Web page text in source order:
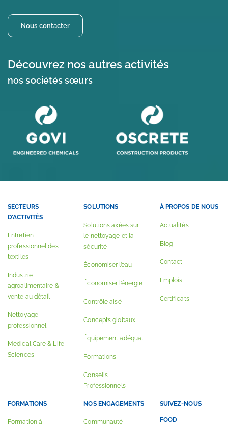
Nous contacter
Découvrez nos autres activités
nos sociétés sœurs
SECTEURS
D’ACTIVITÉS
Entretien
professionnel des
textiles
Industrie
agroalimentaire &
vente au détail
Nettoyage
professionnel
Medical Care & Life
Sciences
SOLUTIONS
Solutions axées sur
le nettoyage et la
sécurité
Économiser l’eau
Économiser l’énergie
Contrôle aisé
Concepts globaux
Équipement adéquat
Formations
Conseils
Professionnels
À PROPOS DE NOUS
Actualités
Blog
Contact
Emplois
Certificats
FORMATIONS
Formation à
NOS ENGAGEMENTS
Communauté
SUIVEZ-NOUS
FOOD